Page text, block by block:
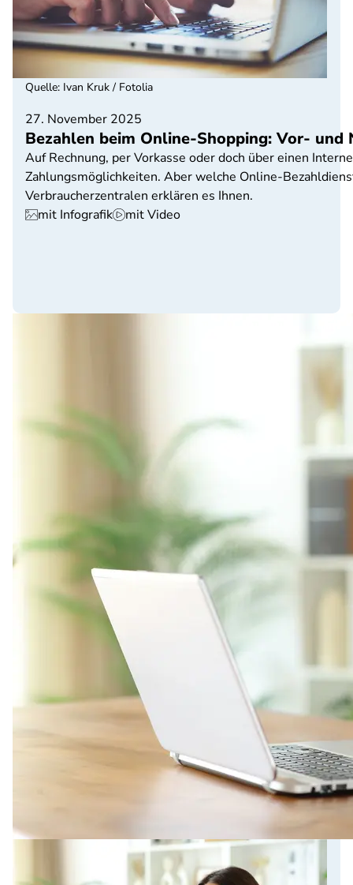
27. November 2025
Bezahlen beim Online-Shopping: Vor- und
Auf Rechnung, per Vorkasse oder doch über einen
Zahlungsmöglichkeiten. Aber welche Online-
Verbraucherzentralen erklären es Ihnen.
mit Infografik
mit Video
Quelle: Ivan Kruk / Fotolia